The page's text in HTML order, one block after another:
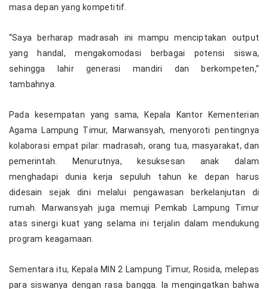
masa depan yang kompetitif.
“Saya berharap madrasah ini mampu menciptakan output
yang handal, mengakomodasi berbagai potensi siswa,
sehingga lahir generasi mandiri dan berkompeten,”
tambahnya.
Pada kesempatan yang sama, Kepala Kantor Kementerian
Agama Lampung Timur, Marwansyah, menyoroti pentingnya
kolaborasi empat pilar: madrasah, orang tua, masyarakat, dan
pemerintah. Menurutnya, kesuksesan anak dalam
menghadapi dunia kerja sepuluh tahun ke depan harus
didesain sejak dini melalui pengawasan berkelanjutan di
rumah. Marwansyah juga memuji Pemkab Lampung Timur
atas sinergi kuat yang selama ini terjalin dalam mendukung
program keagamaan.
Sementara itu, Kepala MIN 2 Lampung Timur, Rosida, melepas
para siswanya dengan rasa bangga. Ia mengingatkan bahwa